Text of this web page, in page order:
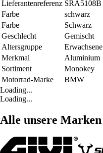
Lieferantenreferenz SRA5108B
Farbe
schwarz
Farbe
Schwarz
Geschlecht
Gemischt
Altersgruppe
Erwachsene
Merkmal
Aluminium
Sortiment
Monokey
Motorrad-Marke
BMW
Loading...
Loading...
Alle unsere Marken